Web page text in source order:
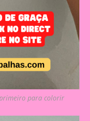
para colorir